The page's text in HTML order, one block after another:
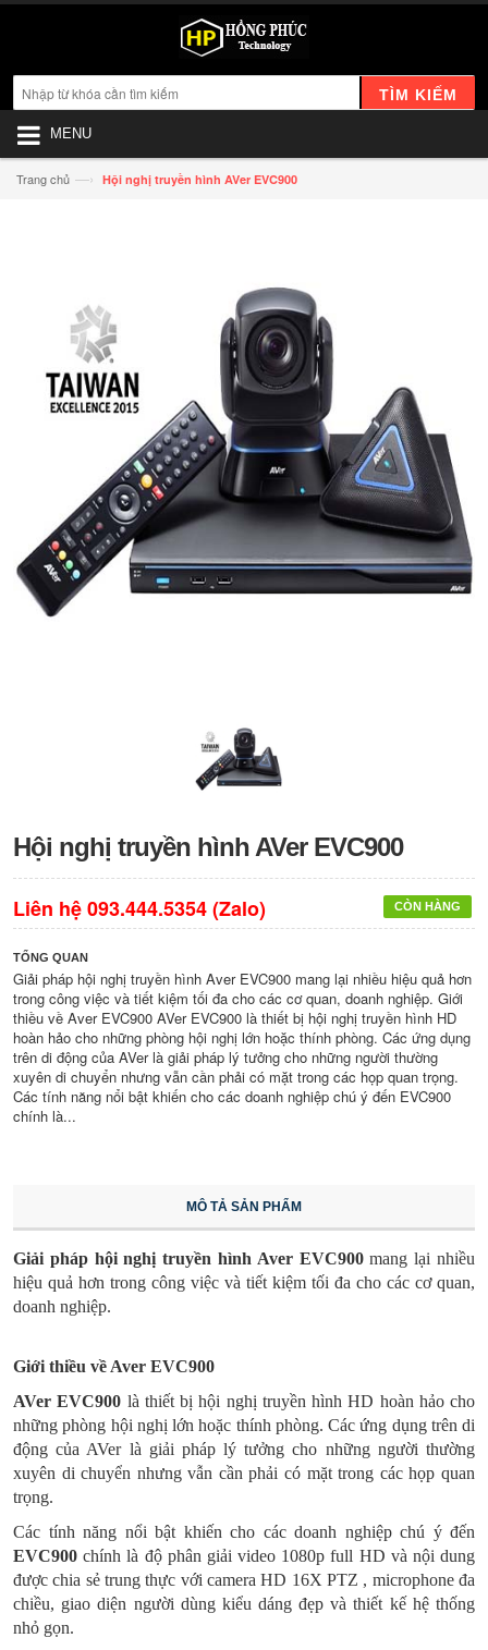
TÌM KIẾM
MENU
Trang chủ —› Hội nghị truyền hình AVer EVC900
Hội nghị truyền hình AVer EVC900
CÒN HÀNG
Liên hệ 093.444.5354 (Zalo)
TỔNG QUAN
Giải pháp hội nghị truyền hình Aver EVC900 mang lại nhiều hiệu quả hơn
trong công việc và tiết kiệm tối đa cho các cơ quan, doanh nghiệp. Giới
thiều về Aver EVC900 AVer EVC900 là thiết bị hội nghị truyền hình HD
hoàn hảo cho những phòng hội nghị lớn hoặc thính phòng. Các ứng dụng
trên di động của AVer là giải pháp lý tưởng cho những người thường
xuyên di chuyển nhưng vẫn cần phải có mặt trong các họp quan trọng.
Các tính năng nổi bật khiến cho các doanh nghiệp chú ý đến EVC900
chính là...
MÔ TẢ SẢN PHẨM
Giải pháp hội nghị truyền hình Aver EVC900mang lại nhiều
hiệu quả hơn trong công việc và tiết kiệm tối đa cho các cơ quan,
doanh nghiệp.
Giới thiều về Aver EVC900
AVer EVC900 là thiết bị hội nghị truyền hình HD hoàn hảo cho
những phòng hội nghị lớn hoặc thính phòng. Các ứng dụng trên di
động của AVer là giải pháp lý tưởng cho những người thường
xuyên di chuyển nhưng vẫn cần phải có mặt trong các họp quan
trọng.
Các tính năng nổi bật khiến cho các doanh nghiệp chú ý đến
EVC900 chính là độ phân giải video 1080p full HD và nội dung
được chia sẻ trung thực với camera HD 16X PTZ , microphone đa
chiều, giao diện người dùng kiểu dáng đẹp và thiết kế hệ thống
nhỏ gọn.